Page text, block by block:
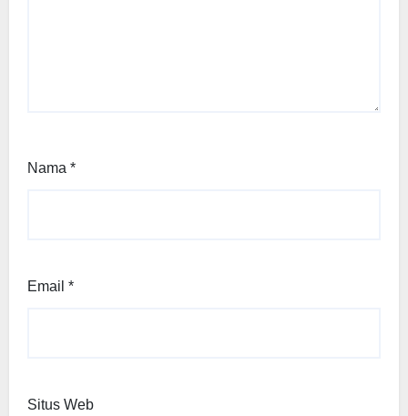
Nama *
Email *
Situs Web